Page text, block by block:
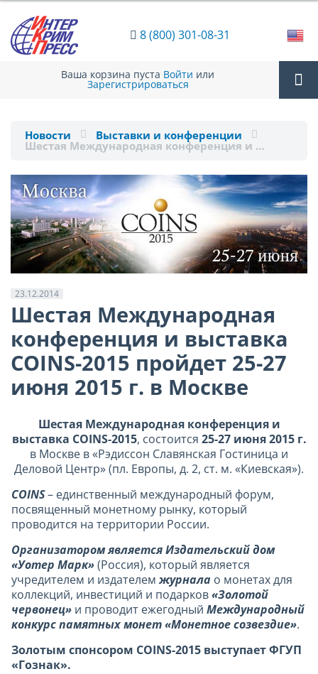
8 (800) 301-08-31
Ваша корзина пуста Войти или
Зарегистрироваться
Новости Выставки и конференции
Шестая Международная конференция и …
23.12.2014
Шестая Международная
конференция и выставка
COINS-2015 пройдет 25-27
июня 2015 г. в Москве
Шестая Международная конференция и
выставка COINS-2015, состоится 25-27 июня 2015 г.
в Москве в «Рэдиссон Славянская Гостиница и
Деловой Центр» (пл. Европы, д. 2, ст. м. «Киевская»).
COINS– единственный международный форум,
посвященный монетному рынку, который
проводится на территории России.
Организатором являетсяИздательский дом
«Уотер Марк»(Россия), который является
учредителем и издателем журнала о монетах для
коллекций, инвестиций и подарков«Золотой
червонец» и проводит ежегодный Международный
конкурс памятных монет «Монетное созвездие».
Золотым спонсором COINS-2015 выступает ФГУП
«Гознак».